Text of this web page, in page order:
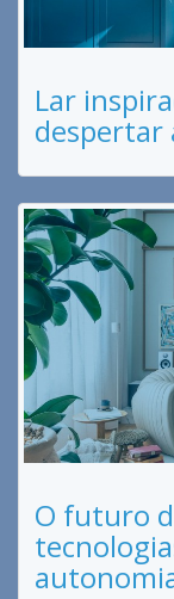
Lar
despertar
O futuro